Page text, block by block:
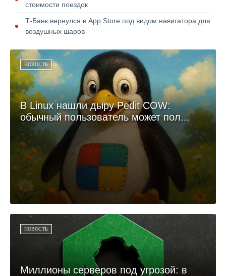
стоимости поездок
Т-Банк вернулся в App Store под видом навигатора для
воздушных шаров
НОВОСТЬ
В Linux нашли дыру Pedit COW:
обычный пользователь может пол...
НОВОСТЬ
Миллионы серверов под угрозой: в